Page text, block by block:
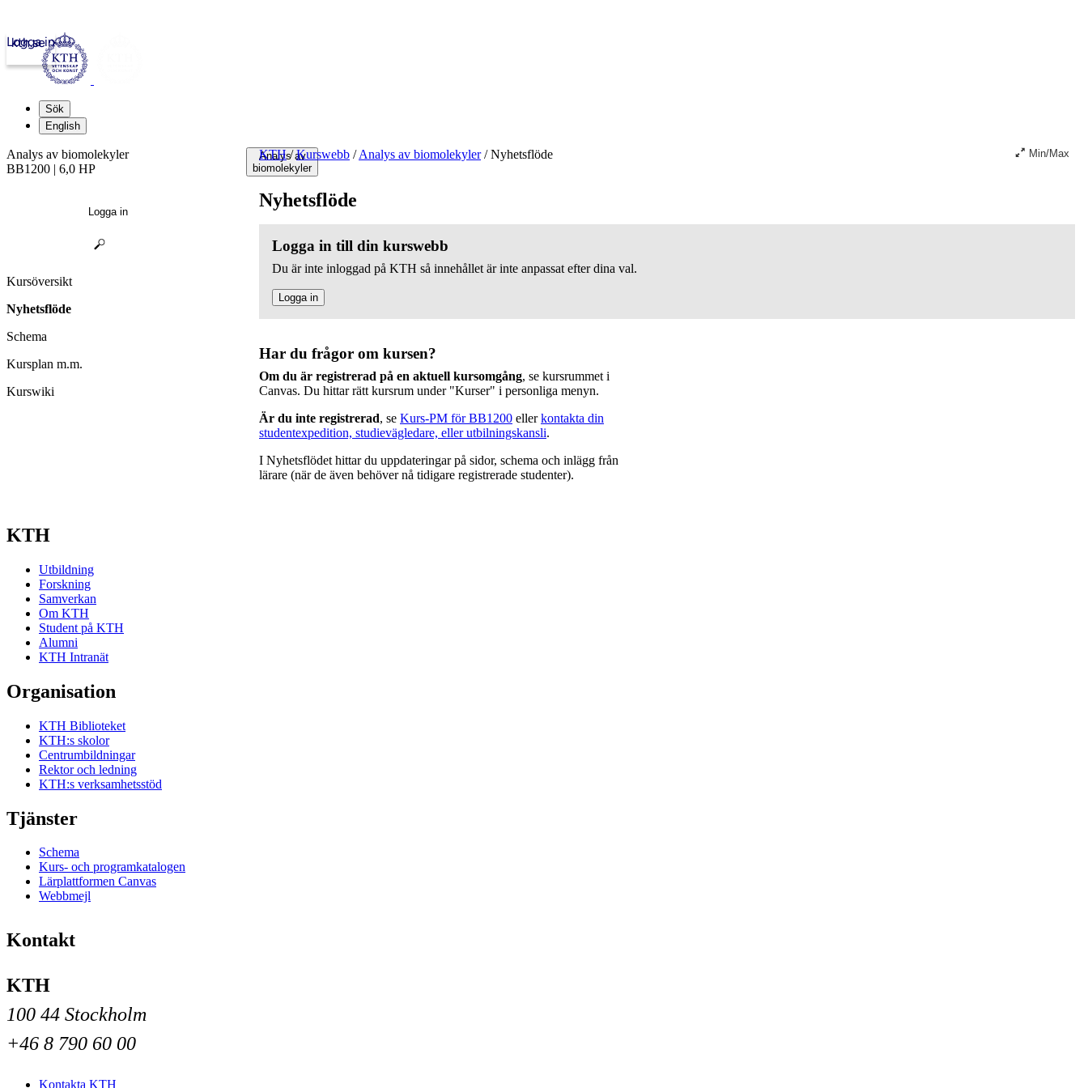
kth.se
Logga in
Sök
English
Analys av
biomolekyler
KTH / Kurswebb / Analys av biomolekyler /Nyhetsflöde Min/Max
Nyhetsflöde
Logga in till din kurswebb
Du är inte inloggad på KTH så innehållet är inte anpassat efter dina val.
Logga in
Har du frågor om kursen?
Om du är registrerad på en aktuell kursomgång, se kursrummet i
Canvas. Du hittar rätt kursrum under "Kurser" i personliga menyn.
Är du inte registrerad, se Kurs-PM för BB1200 ellerkontakta din
studentexpedition, studievägledare, eller utbilningskansli.
I Nyhetsflödet hittar du uppdateringar på sidor, schema och inlägg från
lärare (när de även behöver nå tidigare registrerade studenter).
Analys av biomolekyler
BB1200 | 6,0 HP
Logga in
Kursöversikt
Nyhetsflöde
Schema
Kursplan m.m.
Kurswiki
KTH
Utbildning
Forskning
Samverkan
Om KTH
Student på KTH
Alumni
KTH Intranät
Organisation
KTH Biblioteket
KTH:s skolor
Centrumbildningar
Rektor och ledning
KTH:s verksamhetsstöd
Tjänster
Schema
Kurs- och programkatalogen
Lärplattformen Canvas
Webbmejl
Kontakt
KTH
100 44 Stockholm
+46 8 790 60 00
Kontakta KTH